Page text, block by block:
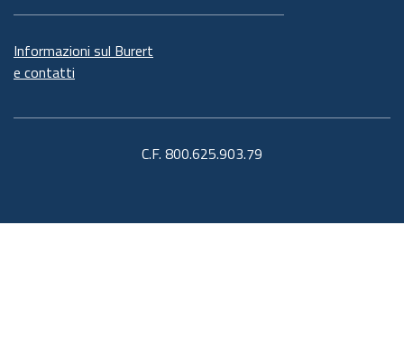
Informazioni sul Burert
e contatti
C.F. 800.625.903.79